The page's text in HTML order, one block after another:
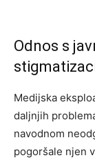
Odnos s
Medijska
daljnjih
navodnom
pogoršale njen